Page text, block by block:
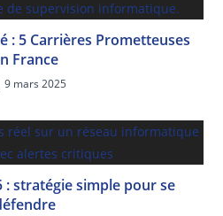
: 5 Carrières Prometteuses
France
9 mars 2025
: stratégie simple pour se